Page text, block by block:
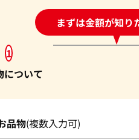
まずは金額が知り
24時間受付中!問い合
1
について
品物(複数入力可)